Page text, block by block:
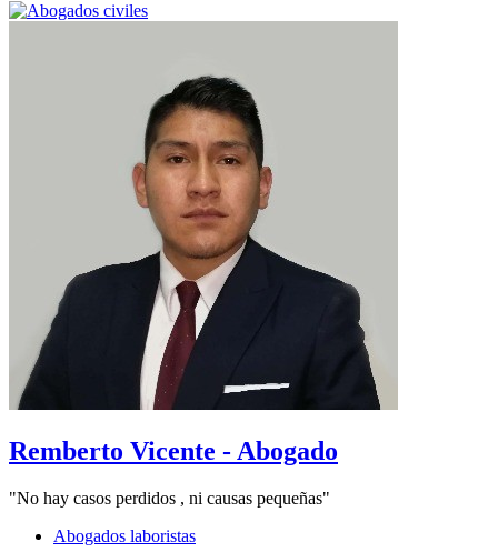
Remberto Vicente - Abogado
"No hay casos perdidos , ni causas pequeñas"
Abogados laboristas